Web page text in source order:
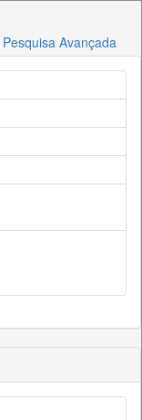
Pesquisa Avançada